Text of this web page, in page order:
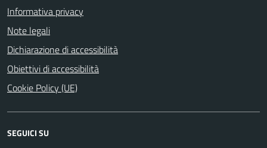
Informativa privacy
Note legali
Dichiarazione di accessibilità
Obiettivi di accessibilità
Cookie Policy (UE)
SEGUICI SU